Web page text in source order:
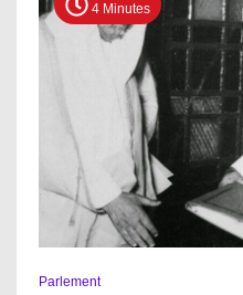
4 Minutes
Parlement